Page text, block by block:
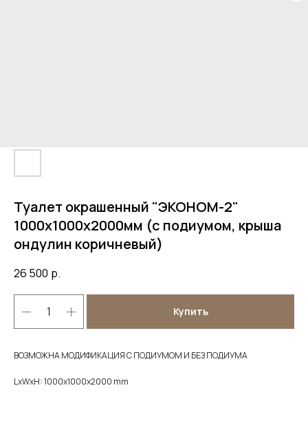
Туалет окрашенный "ЭКОНОМ-2"
1000х1000х2000мм (с подиумом, крыша
ондулин коричневый)
26 500 р.
Купить
ВОЗМОЖНА МОДИФИКАЦИЯ С ПОДИУМОМ И БЕЗ ПОДИУМА
LxWxH: 1000x1000x2000 mm